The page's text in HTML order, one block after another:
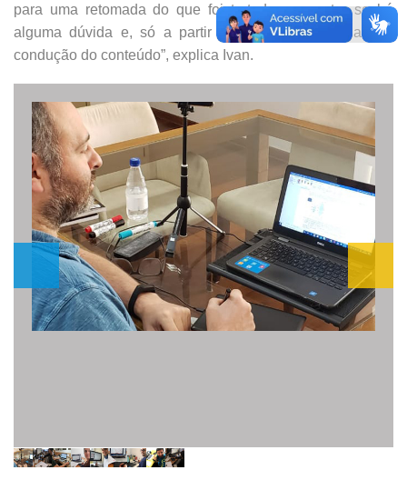
para uma retomada do que foi tratado, perguntar se há
alguma dúvida e, só a partir disso, dar continuidade à
condução do conteúdo”, explica Ivan.